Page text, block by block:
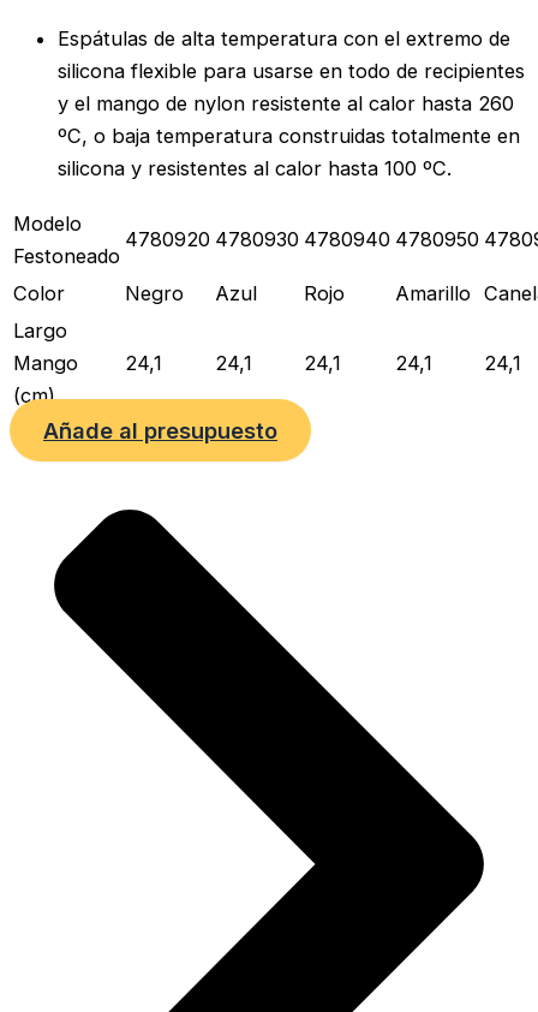
Espátulas de alta temperatura con el extremo de
silicona flexible para usarse en todo de recipientes
y el mango de nylon resistente al calor hasta 260
ºC, o baja temperatura construidas totalmente en
silicona y resistentes al calor hasta 100 ºC.
Modelo
Festoneado
4780920 4780930 4780940 4780950
Color Negro Azul Rojo Amarillo
Largo
Mango
(cm)
24,1 24,1 24,1 24,1 24,1
Añade al presupuesto